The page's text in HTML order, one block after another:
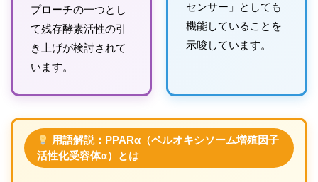
プローチの一つとし
て残存酵素活性の引
き上げが検討されて
います。
センサー」としても
機能していることを
示唆しています。
用語解説：PPARα（ペルオキシソーム増殖因子
活性化受容体α）とは